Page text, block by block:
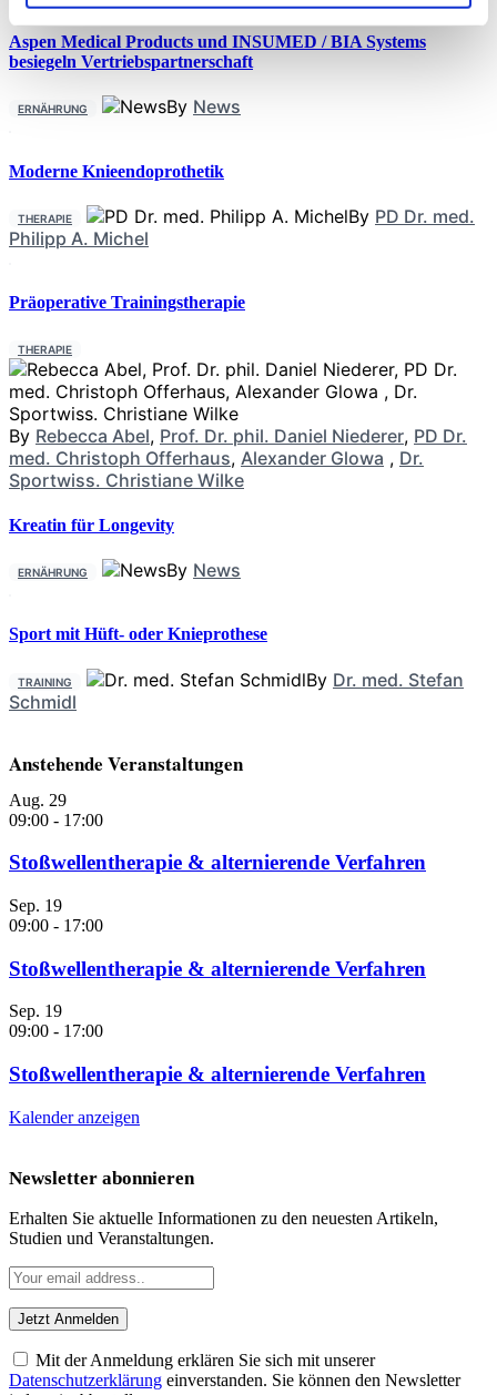
Aspen Medical Products und INSUMED / BIA Systems
besiegeln Vertriebspartnerschaft
ERNÄHRUNG By News
Moderne Knieendoprothetik
THERAPIE By PD Dr. med.
Philipp A. Michel
Präoperative Trainingstherapie
THERAPIE
By Rebecca Abel, Prof. Dr. phil. Daniel Niederer, PD Dr.
med. Christoph Offerhaus, Alexander Glowa , Dr.
Sportwiss. Christiane Wilke
Kreatin für Longevity
ERNÄHRUNG By News
Sport mit Hüft- oder Knieprothese
TRAINING By Dr. med. Stefan
Schmidl
Anstehende Veranstaltungen
Aug. 29
09:00 - 17:00
Stoßwellentherapie & alternierende Verfahren
Sep. 19
09:00 - 17:00
Stoßwellentherapie & alternierende Verfahren
Sep. 19
09:00 - 17:00
Stoßwellentherapie & alternierende Verfahren
Kalender anzeigen
Newsletter abonnieren
Erhalten Sie aktuelle Informationen zu den neuesten Artikeln,
Studien und Veranstaltungen.
Mit der Anmeldung erklären Sie sich mit unserer
Datenschutzerklärung einverstanden. Sie können den Newsletter